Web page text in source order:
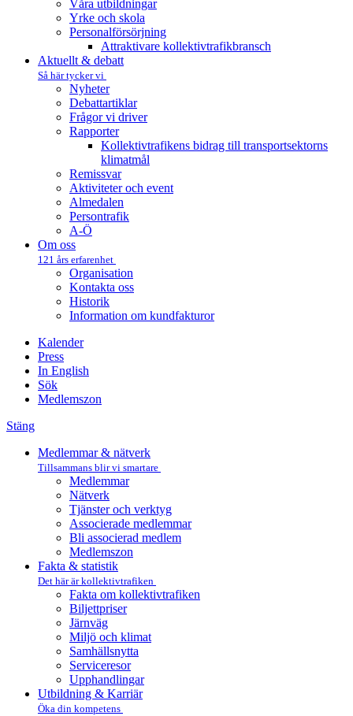
Våra utbildningar
Yrke och skola
Personalförsörjning
Attraktivare kollektivtrafik­bransch
Aktuellt & debatt
Så här tycker vi
Nyheter
Debattartiklar
Frågor vi driver
Rapporter
Kollektivtrafikens bidrag till transportsektorns
klimatmål
Remissvar
Aktiviteter och event
Almedalen
Persontrafik
A-Ö
Om oss
121 års erfarenhet
Organisation
Kontakta oss
Historik
Information om kundfakturor
Kalender
Press
In English
Sök
Medlemszon
Stäng
Medlemmar & nätverk
Tillsammans blir vi smartare
Medlemmar
Nätverk
Tjänster och verktyg
Associerade medlemmar
Bli associerad medlem
Medlemszon
Fakta & statistik
Det här är kollektivtrafiken
Fakta om kollektivtrafiken
Biljettpriser
Järnväg
Miljö och klimat
Samhällsnytta
Serviceresor
Upphandlingar
Utbildning & Karriär
Öka din kompetens